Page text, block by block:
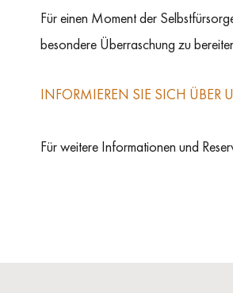
Für einen Moment der
besondere Überraschung zu
INFORMIEREN SIE SICH ÜBER
Für weitere Informationen und